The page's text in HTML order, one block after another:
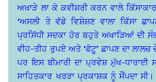
ਅਖਾੜੇ ਲਾ ਕੇ ਕਵੀਸ਼ਰੀ ਕਰਨ ਵਾਲੇ
‘ਅਸਲੀ ਤੇ ਵੱਡੇ ਵਿਸ਼ੇਸ਼ਣ ਵਾਲਾ ਕਿੱਸਾ
ਪ੍ਰਸਿੱਧੀ ਸਦਕਾ ਹੋਰ ਬਹੁਤੇ ਅਖਾੜਿਆਂ ਦੀ
ਵੀਹ-ਤੀਹ ਰੁਪਏ ਅਤੇ ‘ਫੋਟੂ’ ਛਾਪਣ ਦਾ
ਪਰ ਇਸ ਬੀਮਾਰੀ ਦਾ ਪ੍ਰਵੇਸ਼ ਮੁੱਖ-ਧਾਰਾਈ
ਸਾਹਿਤਕਾਰ ਖਰੜਾ ਪ੍ਰਕਾਸ਼ਕ ਨੂੰ ਸੌਂਪਦਾ